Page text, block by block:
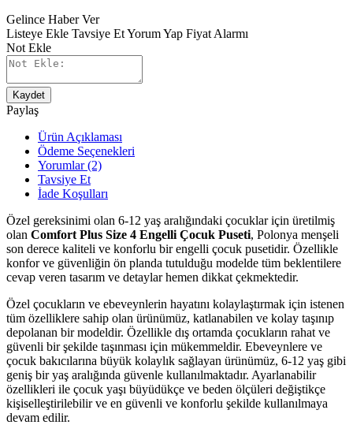
Gelince Haber Ver
Listeye Ekle Tavsiye EtYorum Yap Fiyat Alarmı
Not Ekle
Kaydet
Paylaş
Ürün Açıklaması
Ödeme Seçenekleri
Yorumlar (2)
Tavsiye Et
İade Koşulları
Özel gereksinimi olan 6-12 yaş aralığındaki çocuklar için üretilmiş
olan Comfort Plus Size 4 Engelli Çocuk Puseti, Polonya menşeli
son derece kaliteli ve konforlu bir engelli çocuk pusetidir. Özellikle
konfor ve güvenliğin ön planda tutulduğu modelde tüm beklentilere
cevap veren tasarım ve detaylar hemen dikkat çekmektedir.
Özel çocukların ve ebeveynlerin hayatını kolaylaştırmak için istenen
tüm özelliklere sahip olan ürünümüz, katlanabilen ve kolay taşınıp
depolanan bir modeldir. Özellikle dış ortamda çocukların rahat ve
güvenli bir şekilde taşınması için mükemmeldir. Ebeveynlere ve
çocuk bakıcılarına büyük kolaylık sağlayan ürünümüz, 6-12 yaş gibi
geniş bir yaş aralığında güvenle kullanılmaktadır. Ayarlanabilir
özellikleri ile çocuk yaşı büyüdükçe ve beden ölçüleri değiştikçe
kişiselleştirilebilir ve en güvenli ve konforlu şekilde kullanılmaya
devam edilir.